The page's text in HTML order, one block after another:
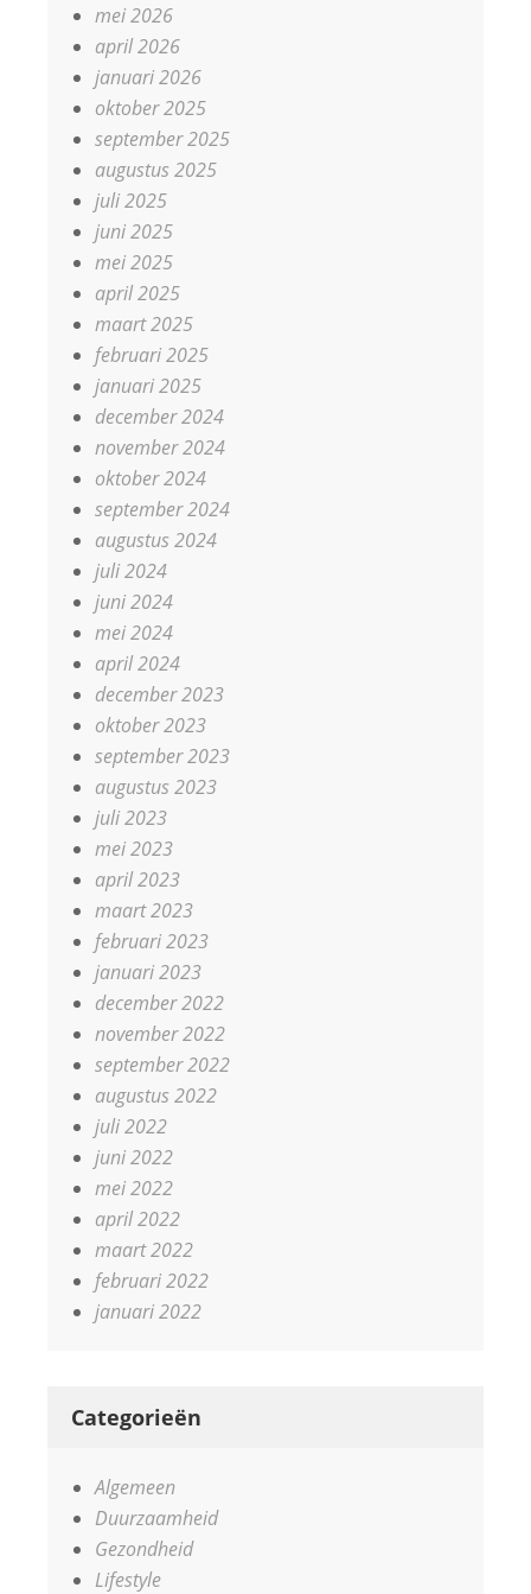
mei 2026
april 2026
januari 2026
oktober 2025
september 2025
augustus 2025
juli 2025
juni 2025
mei 2025
april 2025
maart 2025
februari 2025
januari 2025
december 2024
november 2024
oktober 2024
september 2024
augustus 2024
juli 2024
juni 2024
mei 2024
april 2024
december 2023
oktober 2023
september 2023
augustus 2023
juli 2023
mei 2023
april 2023
maart 2023
februari 2023
januari 2023
december 2022
november 2022
september 2022
augustus 2022
juli 2022
juni 2022
mei 2022
april 2022
maart 2022
februari 2022
januari 2022
Categorieën
Algemeen
Duurzaamheid
Gezondheid
Lifestyle